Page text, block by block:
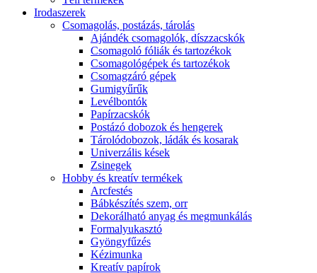
Irodaszerek
Csomagolás, postázás, tárolás
Ajándék csomagolók, díszzacskók
Csomagoló fóliák és tartozékok
Csomagológépek és tartozékok
Csomagzáró gépek
Gumigyűrűk
Levélbontók
Papírzacskók
Postázó dobozok és hengerek
Tárolódobozok, ládák és kosarak
Univerzális kések
Zsinegek
Hobby és kreatív termékek
Arcfestés
Bábkészítés szem, orr
Dekorálható anyag és megmunkálás
Formalyukasztó
Gyöngyfűzés
Kézimunka
Kreatív papírok